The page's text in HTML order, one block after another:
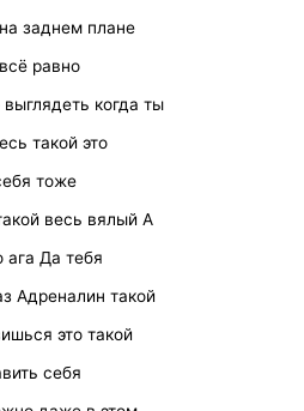
заднем плане
равно
когда ты
такой это
тоже
весь вялый А
ага Да тебя
Адреналин такой
это такой
себя